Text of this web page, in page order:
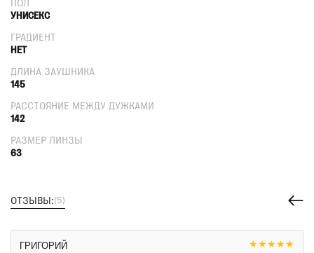
ПОЛ
УНИСЕКС
ГРАДИЕНТ
НЕТ
ДЛИНА ЗАУШНИКА
145
РАССТОЯНИЕ МЕЖДУ ДУЖКАМИ
142
РАЗМЕР ЛИНЗЫ
63
ОТЗЫВЫ:(5)
ГРИГОРИЙ ★★★★★